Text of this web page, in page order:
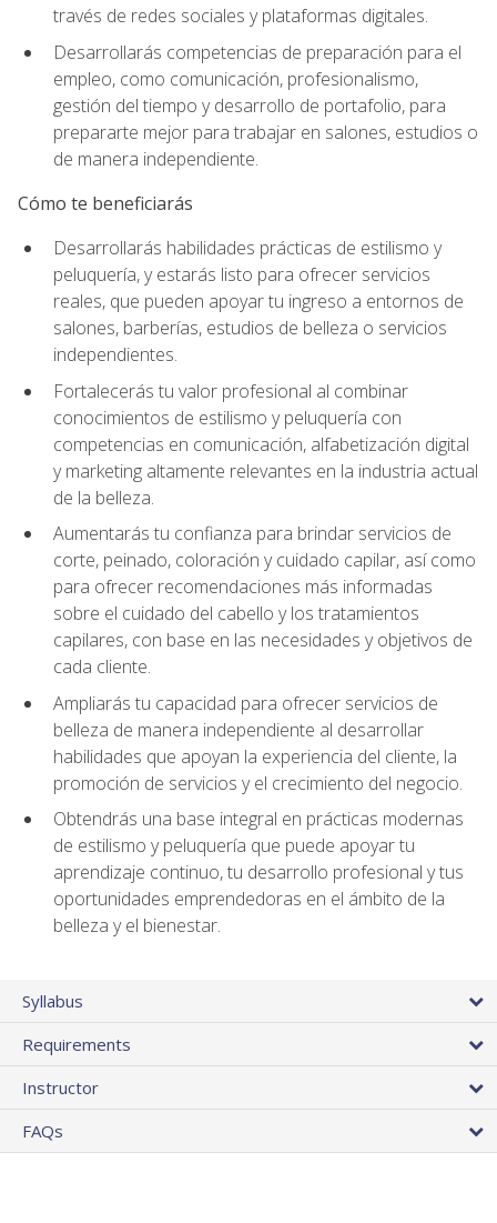
través de redes sociales y plataformas digitales.
Desarrollarás competencias de preparación para el
empleo, como comunicación, profesionalismo,
gestión del tiempo y desarrollo de portafolio, para
prepararte mejor para trabajar en salones, estudios o
de manera independiente.
Cómo te beneficiarás
Desarrollarás habilidades prácticas de estilismo y
peluquería, y estarás listo para ofrecer servicios
reales, que pueden apoyar tu ingreso a entornos de
salones, barberías, estudios de belleza o servicios
independientes.
Fortalecerás tu valor profesional al combinar
conocimientos de estilismo y peluquería con
competencias en comunicación, alfabetización digital
y marketing altamente relevantes en la industria actual
de la belleza.
Aumentarás tu confianza para brindar servicios de
corte, peinado, coloración y cuidado capilar, así como
para ofrecer recomendaciones más informadas
sobre el cuidado del cabello y los tratamientos
capilares, con base en las necesidades y objetivos de
cada cliente.
Ampliarás tu capacidad para ofrecer servicios de
belleza de manera independiente al desarrollar
habilidades que apoyan la experiencia del cliente, la
promoción de servicios y el crecimiento del negocio.
Obtendrás una base integral en prácticas modernas
de estilismo y peluquería que puede apoyar tu
aprendizaje continuo, tu desarrollo profesional y tus
oportunidades emprendedoras en el ámbito de la
belleza y el bienestar.
Syllabus
Requirements
Instructor
FAQs